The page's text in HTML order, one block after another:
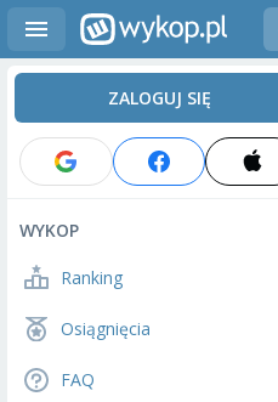
ZALOGUJ SIĘ
WYKOP
Ranking
Osiągnięcia
FAQ